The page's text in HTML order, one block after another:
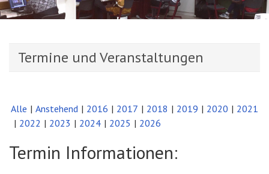
Termine und Veranstaltungen
Alle Anstehend 2016 2017 2018 2019 2020
2021
2022
2023 2024 2025 2026
Termin Informationen: